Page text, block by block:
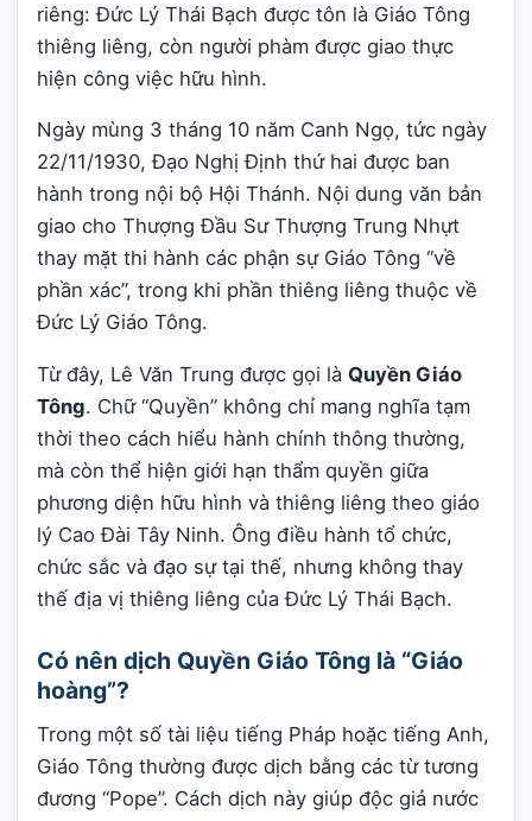
riêng: Đức Lý Thái Bạch được tôn là Giáo Tông
thiêng liêng, còn người phàm được giao thực
hiện công việc hữu hình.
Ngày mùng 3 tháng 10 năm Canh Ngọ, tức ngày
22/11/1930, Đạo Nghị Định thứ hai được ban
hành trong nội bộ Hội Thánh. Nội dung văn bản
giao cho Thượng Đầu Sư Thượng Trung Nhựt
thay mặt thi hành các phận sự Giáo Tông “về
phần xác”, trong khi phần thiêng liêng thuộc về
Đức Lý Giáo Tông.
Từ đây, Lê Văn Trung được gọi là Quyền Giáo
Tông. Chữ “Quyền” không chỉ mang nghĩa tạm
thời theo cách hiểu hành chính thông thường,
mà còn thể hiện giới hạn thẩm quyền giữa
phương diện hữu hình và thiêng liêng theo giáo
lý Cao Đài Tây Ninh. Ông điều hành tổ chức,
chức sắc và đạo sự tại thế, nhưng không thay
thế địa vị thiêng liêng của Đức Lý Thái Bạch.
Có nên dịch Quyền Giáo Tông là “Giáo
hoàng”?
Trong một số tài liệu tiếng Pháp hoặc tiếng Anh,
Giáo Tông thường được dịch bằng các từ tương
đương “Pope”. Cách dịch này giúp độc giả nước